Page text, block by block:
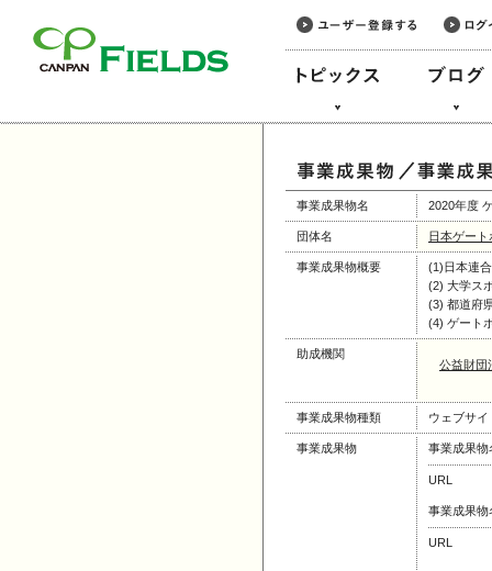
事業成果物名 2020年度
団体名 日本ゲー
事業成果物概要
(1)日本連
(2) 大学ス
(3) 都道府
(4) ゲート
助成機関
公益財団
事業成果物種類 ウェブサイ
事業成果物 事業成果物
URL
事業成果物
URL